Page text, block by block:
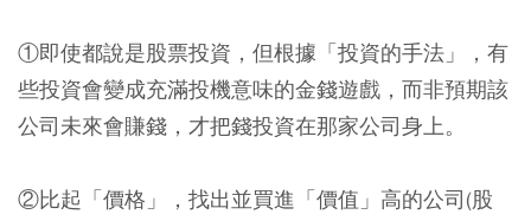
①即使都說是股票投資，但根據「投資的手法」，有
些投資會變成充滿投機意味的金錢遊戲，而非預期該
公司未來會賺錢，才把錢投資在那家公司身上。
②比起「價格」，找出並買進「價值」高的公司(股